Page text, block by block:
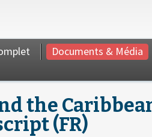
Documents & Média
the
(FR)